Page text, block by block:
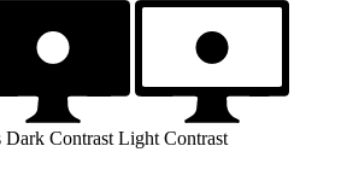
Dark Contrast Light Contrast